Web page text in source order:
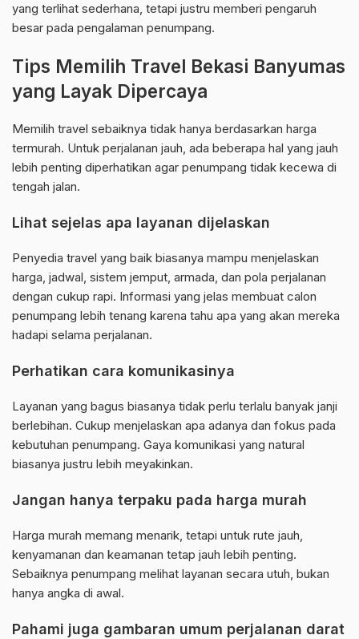
yang terlihat sederhana, tetapi justru memberi pengaruh
besar pada pengalaman penumpang.
Tips Memilih Travel Bekasi Banyumas
yang Layak Dipercaya
Memilih travel sebaiknya tidak hanya berdasarkan harga
termurah. Untuk perjalanan jauh, ada beberapa hal yang jauh
lebih penting diperhatikan agar penumpang tidak kecewa di
tengah jalan.
Lihat sejelas apa layanan dijelaskan
Penyedia travel yang baik biasanya mampu menjelaskan
harga, jadwal, sistem jemput, armada, dan pola perjalanan
dengan cukup rapi. Informasi yang jelas membuat calon
penumpang lebih tenang karena tahu apa yang akan mereka
hadapi selama perjalanan.
Perhatikan cara komunikasinya
Layanan yang bagus biasanya tidak perlu terlalu banyak janji
berlebihan. Cukup menjelaskan apa adanya dan fokus pada
kebutuhan penumpang. Gaya komunikasi yang natural
biasanya justru lebih meyakinkan.
Jangan hanya terpaku pada harga murah
Harga murah memang menarik, tetapi untuk rute jauh,
kenyamanan dan keamanan tetap jauh lebih penting.
Sebaiknya penumpang melihat layanan secara utuh, bukan
hanya angka di awal.
Pahami juga gambaran umum perjalanan darat